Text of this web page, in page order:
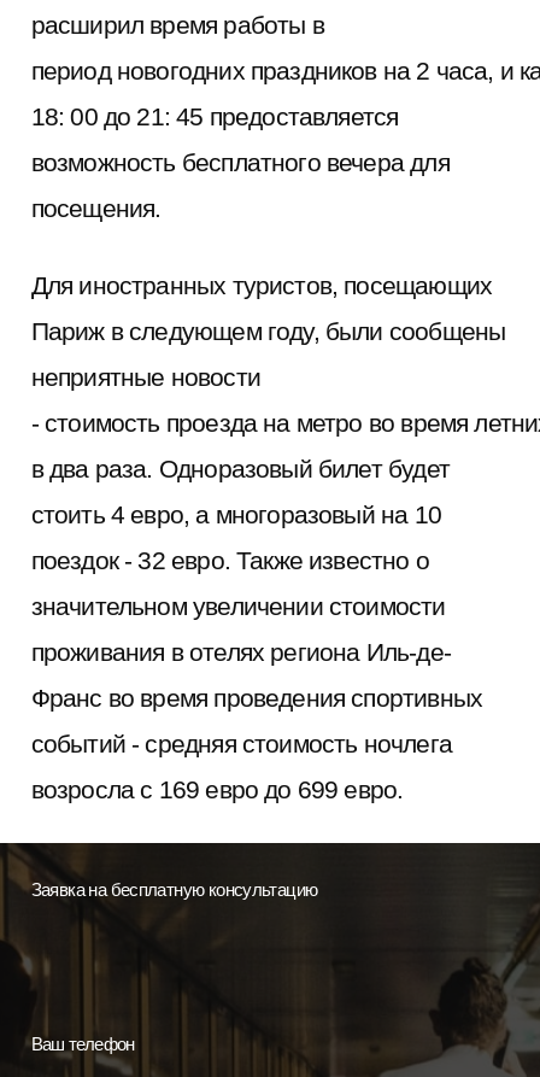
расширил время работы в
период новогодних праздников на 2 часа, и
18: 00 до 21: 45 предоставляется
возможность бесплатного вечера для
посещения.
Для иностранных туристов, посещающих
Париж в следующем году, были сообщены
неприятные новости
- стоимость проезда на метро во время
в два раза. Одноразовый билет будет
стоить 4 евро, а многоразовый на 10
поездок - 32 евро. Также известно о
значительном увеличении стоимости
проживания в отелях региона Иль-де-
Франс во время проведения спортивных
событий - средняя стоимость ночлега
возросла с 169 евро до 699 евро.
Заявка на бесплатную консультацию
Ваш телефон